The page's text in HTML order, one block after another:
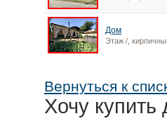
Дом
Этаж /,
Вернуться к
Хочу купить